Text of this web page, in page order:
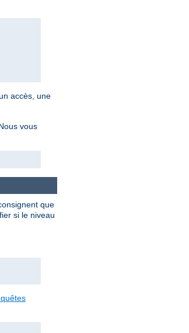
accès, une
vous
que
si le niveau